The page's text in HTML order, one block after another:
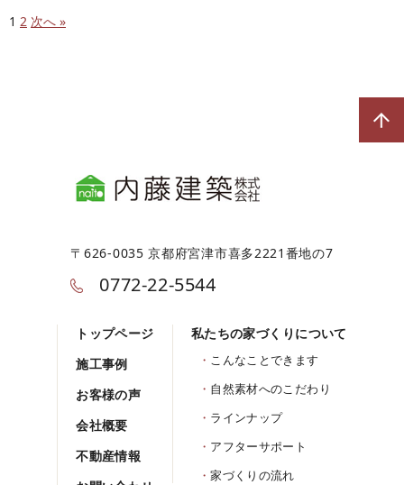
1 2 次へ »
〒626-0035 京都府宮津市喜多2221番地の7
0772-22-5544
トップページ
施工事例
お客様の声
会社概要
不動産情報
私たちの家づくりについて
こんなことできます
自然素材へのこだわり
ラインナップ
アフターサポート
家づくりの流れ